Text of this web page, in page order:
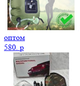
оптом
580. p